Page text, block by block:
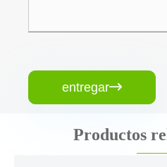
entregar
Productos